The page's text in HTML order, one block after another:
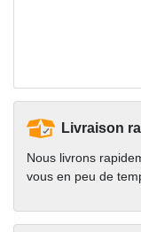
Livraison
Nous livrons
vous en peu de